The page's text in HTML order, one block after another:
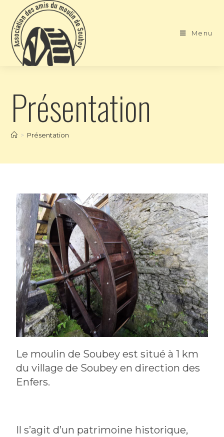
Menu
Présentation
> Présentation
Le moulin de Soubey est situé à 1 km
du village de Soubey en direction des
Enfers.
Il s’agit d’un patrimoine historique,